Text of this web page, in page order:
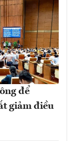
để
giảm điều